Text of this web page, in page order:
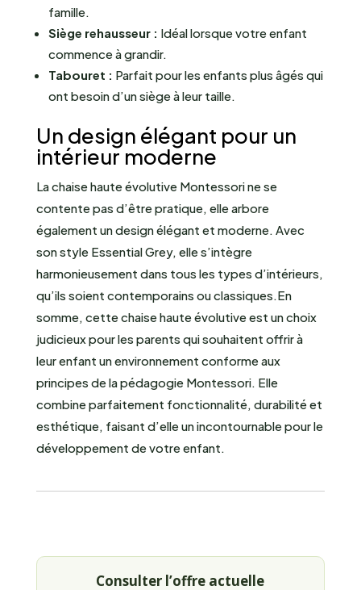
famille.
Siège rehausseur : Idéal lorsque votre enfant
commence à grandir.
Tabouret : Parfait pour les enfants plus âgés qui
ont besoin d’un siège à leur taille.
Un design élégant pour un
intérieur moderne
La chaise haute évolutive Montessori ne se
contente pas d’être pratique, elle arbore
également un design élégant et moderne. Avec
son style Essential Grey, elle s’intègre
harmonieusement dans tous les types d’intérieurs,
qu’ils soient contemporains ou classiques.En
somme, cette chaise haute évolutive est un choix
judicieux pour les parents qui souhaitent offrir à
leur enfant un environnement conforme aux
principes de la pédagogie Montessori. Elle
combine parfaitement fonctionnalité, durabilité et
esthétique, faisant d’elle un incontournable pour le
développement de votre enfant.
Consulter l’offre actuelle